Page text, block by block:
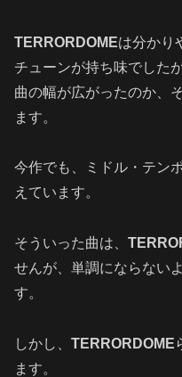
TERRORDOMEは分かり
チューンが持ち味でした
曲の幅が広がったのか、
ます。
今作でも、ミドル・テン
えています。
そういった曲は、
せんが、単調にならない
す。
しかし、 TERRORDOME
ます。